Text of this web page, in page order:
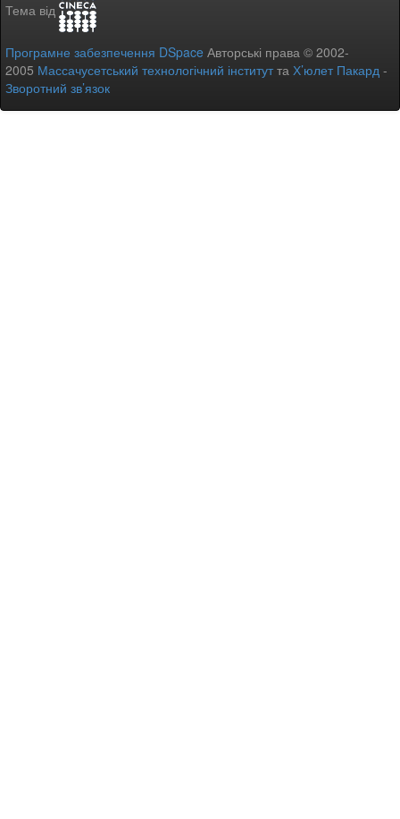
Тема від
Програмне забезпечення DSpace Авторські права © 2002-
2005 Массачусетський технологічний інститутта Х’юлет Пакард -
Зворотний зв’язок